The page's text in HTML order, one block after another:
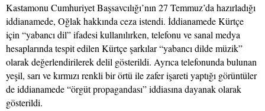
Kastamonu Cumhuriyet Başsavcılığı’nın 27 Temmuz’da hazırladığı
iddianamede, Oğlak hakkında ceza istendi. İddianamede Kürtçe
için “yabancı dil” ifadesi kullanılırken, telefonu ve sanal medya
hesaplarında tespit edilen Kürtçe şarkılar “yabancı dilde müzik”
olarak değerlendirilerek delil gösterildi. Ayrıca telefonunda bulunan
yeşil, sarı ve kırmızı renkli bir örtü ile zafer işareti yaptığı görüntüler
de iddianamede “örgüt propagandası” iddiasına dayanak olarak
gösterildi.